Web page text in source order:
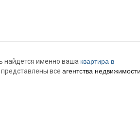
найдется именно ваша квартира в
представлены все агентства